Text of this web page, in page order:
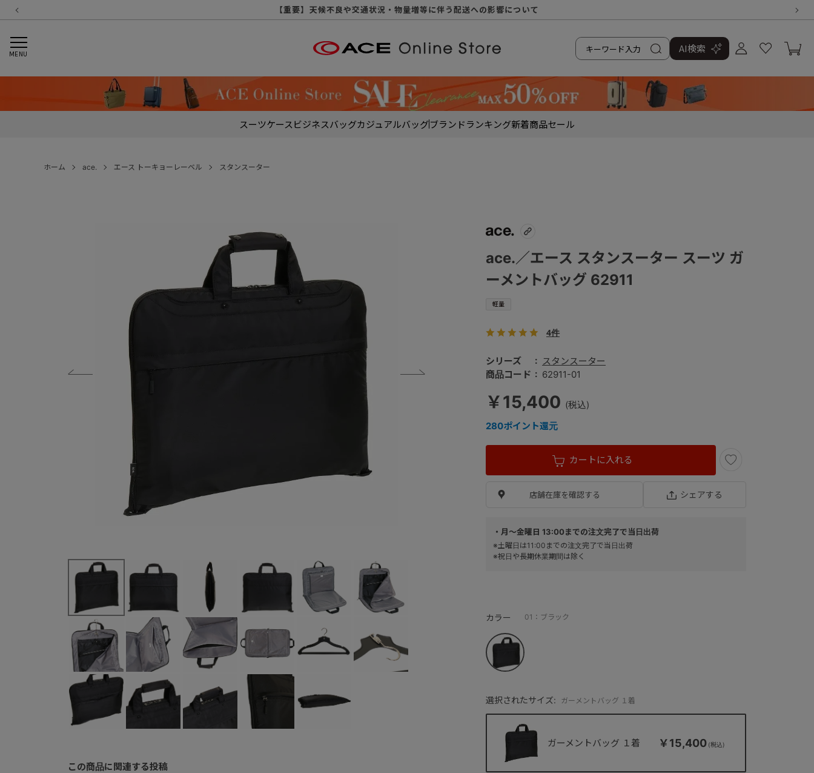
【重要】8/11（火・祝）休業及び配送スケジュールについて
【重要】令和８年熊本地震に伴う配送への影響について
【重要】納品書・領収書ペーパーレス化（電子化）のお知らせ
【重要】天候不良や交通状況・物量増等に伴う配送への影響について
【重要】悪質な詐欺サイトにご注意ください
【重要】各種メールが届かない場合に関しまして
【重要】お問い合わせのご対応に関しまして
【重要】SNSのなりすまし詐欺にご注意ください
MENU AI検索
スーツケースビジネスバッグカジュアルバッグブランドランキング新着商品セール
ホーム ace. エース トーキョーレーベル スタンスーター
この商品に関連する投稿
軽量
ace.／エース スタンスーター スーツ ガ
ーメントバッグ 62911
シリーズ スタンスーター
4件
選択されたサイズ: ガーメントバッグ １着
商品コード 62911-01
￥15,400
280ポイント還元
ガーメントバッグ １着 ￥15,400
カラー 01：ブラック
カートに入れる
・月～金曜日 13:00までの注文完了で当日出荷
※土曜日は11:00までの注文完了で当日出荷
※祝日や長期休業期間は除く
店舗在庫を確認する シェアする